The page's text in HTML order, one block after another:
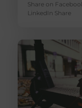
Share on
LinkedIn Share